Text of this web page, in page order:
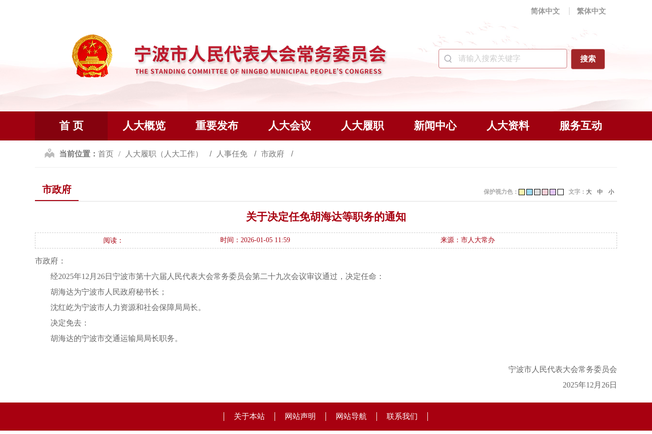
简体中文 繁体中文
首 页 人大概览 重要发布 人大会议 人大履职 新闻中心 人大资料 服务互动
当前位置： 首页 人大履职（人大工作） 人事任免 市政府
市政府 文字： 大 中 小
保护视力色：
关于决定任免胡海达等职务的通知
阅读： 时间：2026-01-05 11:59 来源：市人大常办
市政府：
经2025年12月26日宁波市第十六届人民代表大会常务委员会第二十九次会议审议通过，决定任命：
胡海达为宁波市人民政府秘书长；
沈红屹为宁波市人力资源和社会保障局局长。
决定免去：
胡海达的宁波市交通运输局局长职务。
宁波市人民代表大会常务委员会
2025年12月26日
关于本站 网站声明 网站导航 联系我们